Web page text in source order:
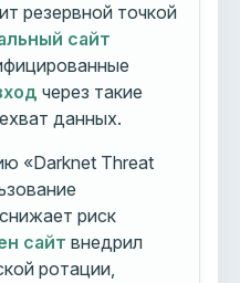
резервной точкой
сайт
через такие
данных.
«Darknet Threat
риск
сайт внедрил
ротации,